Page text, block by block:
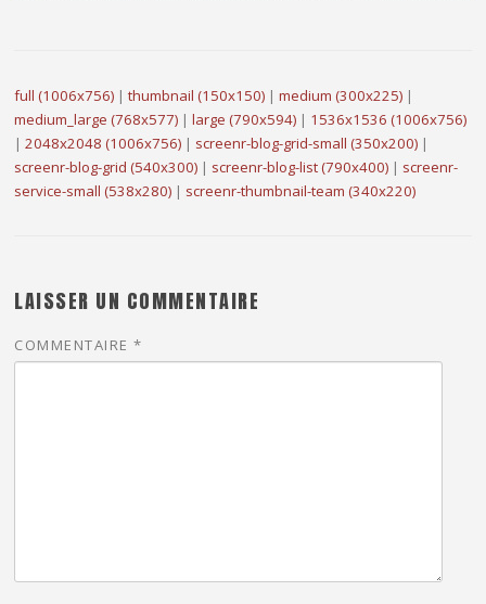
full (1006x756) |thumbnail (150x150) |medium (300x225) |
medium_large (768x577) |large (790x594) | 1536x1536 (1006x756)
|2048x2048 (1006x756) | screenr-blog-grid-small (350x200) |
screenr-blog-grid (540x300) | screenr-blog-list (790x400) | screenr-
service-small (538x280) | screenr-thumbnail-team (340x220)
LAISSER UN COMMENTAIRE
COMMENTAIRE*